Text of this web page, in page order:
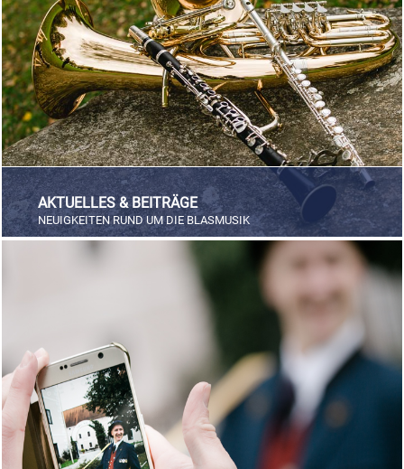
FÖRDERERNADELN
VERDIENSTKREUZE
EHRENKREUZE
EHRENRING
JOSEF LEEB-MEDAILLE
BEZIRKSJUGENDREFERENTEN
BEZIRKSSTABFÜHRER
AKTUELLES & BEITRÄGE
NEUIGKEITEN RUND UM DIE BLASMUSIK